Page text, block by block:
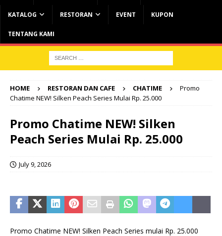
KATALOG RESTORAN EVENT KUPON
TENTANG KAMI
HOME RESTORAN DAN CAFE CHATIME
Promo
Chatime NEW! Silken Peach Series Mulai Rp. 25.000
Promo Chatime NEW! Silken
Peach Series Mulai Rp. 25.000
July 9, 2026
Promo Chatime NEW! Silken Peach Series mulai Rp. 25.000